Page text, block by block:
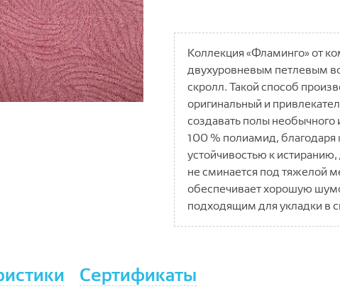
Коллекция «Фламинго» от
двухуровневым петлевым
скролл. Такой способ
оригинальный и
создавать полы необычного
100 % полиамид, благодаря
устойчивостью к
не сминается под тяжелой
обеспечивает хорошую
подходящим для укладки в
Сертификаты